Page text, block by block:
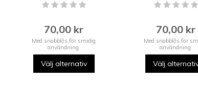
70,00 kr
Med snabblås för smidig
användning.
Välj alternativ
70,00 kr
Med snabblås för
användning.
Välj